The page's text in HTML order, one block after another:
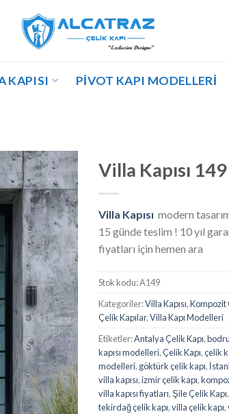
KAPISI PIVOT KAPI MODELLERI
Villa Kapısı 149
Villa Kapısı modern
15 günde teslim ! 10 yıl
fiyatları için hemen ara
Stok kodu:A149
Kategoriler:Villa Kapısı,Kompozit
Çelik Kapılar,Villa Kapı Modelleri
Etiketler:Antalya Çelik Kapı,
kapısı modelleri,Çelik Kapı,çelik
modelleri, göktürk çelik kapı,
villa kapısı,izmir çelik kapı,
villa kapısı fiyatları,Şile Çelik Kapı,
tekirdağ çelik kapı,villa çelik kapı,